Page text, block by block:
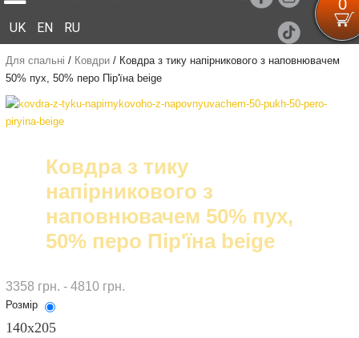
0
UK EN RU
Для спальні / Ковдри/ Ковдра з тику напірникового з наповнювачем
50% пух, 50% перо Пір'їна beige
Ковдра з тику
напірникового з
наповнювачем 50% пух,
50% перо Пір'їна beige
3358 грн. - 4810 грн.
Розмір
140х205